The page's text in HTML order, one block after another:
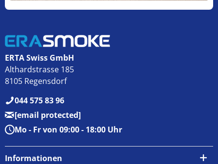
ERTA Swiss GmbH
Althardstrasse 185
8105 Regensdorf
044 575 83 96
[email protected]
Mo - Fr von 09:00 - 18:00 Uhr
Informationen